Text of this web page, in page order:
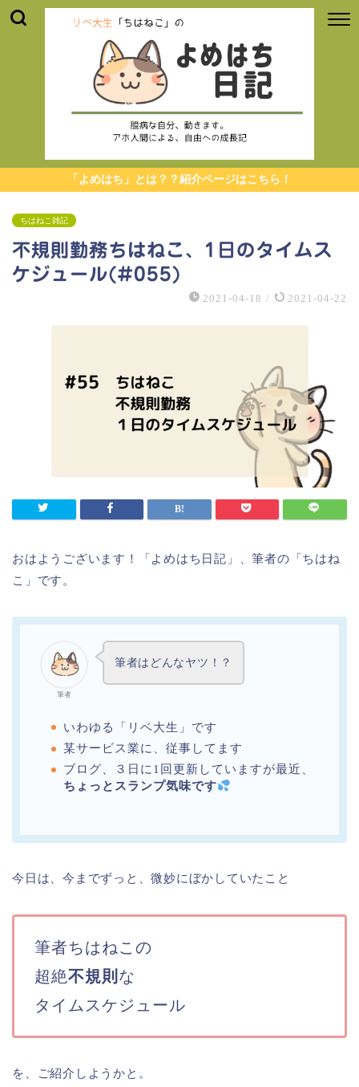
「よめはち」とは？？紹介ページはこちら！
ちはねこ雑記
不規則勤務ちはねこ、1日のタイムス
ケジュール(#055)
2021-04-18 / 2021-04-22
おはようございます！「よめはち日記」、筆者の「ちはね
こ」です。
筆者
筆者はどんなヤツ！？
いわゆる「リベ大生」です
某サービス業に、従事してます
ブログ、３日に1回更新していますが最近、
ちょっとスランプ気味です
今日は、今までずっと、微妙にぼかしていたこと
筆者ちはねこの
超絶不規則 な
タイムスケジュール
を、ご紹介しようかと。